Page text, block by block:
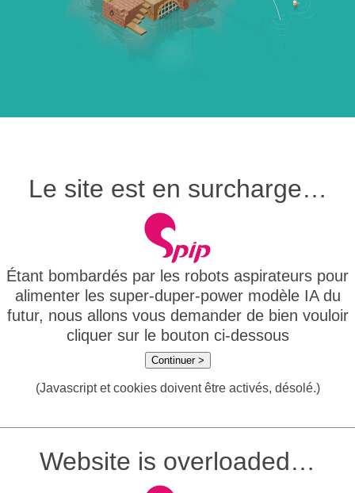
Le site est en surcharge…
Étant bombardés par les robots aspirateurs pour
alimenter les super-duper-power modèle IA du
futur, nous allons vous demander de bien vouloir
cliquer sur le bouton ci-dessous
Continuer >
(Javascript et cookies doivent être activés, désolé.)
Website is overloaded…